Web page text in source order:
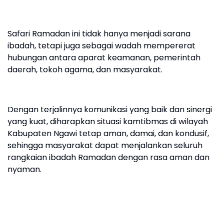
Safari Ramadan ini tidak hanya menjadi sarana
ibadah, tetapi juga sebagai wadah mempererat
hubungan antara aparat keamanan, pemerintah
daerah, tokoh agama, dan masyarakat.
Dengan terjalinnya komunikasi yang baik dan sinergi
yang kuat, diharapkan situasi kamtibmas di wilayah
Kabupaten Ngawi tetap aman, damai, dan kondusif,
sehingga masyarakat dapat menjalankan seluruh
rangkaian ibadah Ramadan dengan rasa aman dan
nyaman.